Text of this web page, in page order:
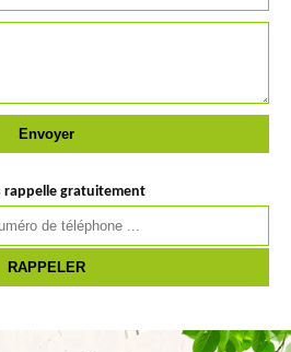
rappelle gratuitement